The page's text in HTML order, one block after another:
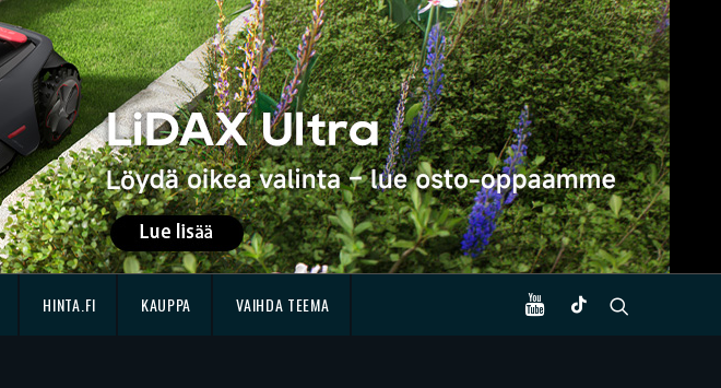
HINTA.FI KAUPPA VAIHDA TEEMA